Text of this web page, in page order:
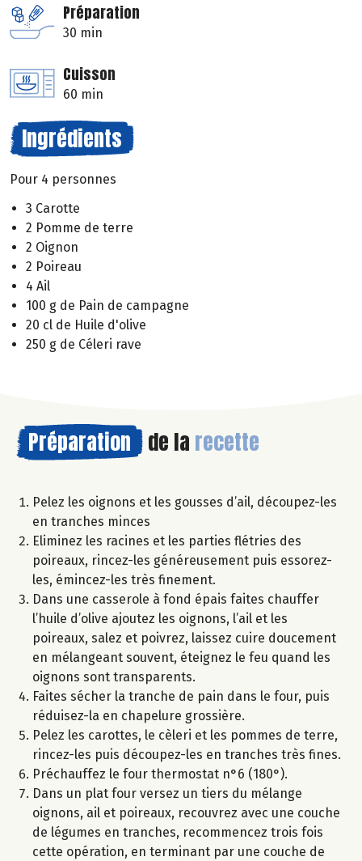
Préparation
30 min
Cuisson
60 min
Ingrédients
Pour 4 personnes
3 Carotte
2 Pomme de terre
2 Oignon
2 Poireau
4 Ail
100 g de Pain de campagne
20 cl de Huile d'olive
250 g de Céleri rave
Préparation de la recette
Pelez les oignons et les gousses d’ail, découpez-les
en tranches minces
Eliminez les racines et les parties flétries des
poireaux, rincez-les généreusement puis essorez-
les, émincez-les très finement.
Dans une casserole à fond épais faites chauffer
l’huile d’olive ajoutez les oignons, l’ail et les
poireaux, salez et poivrez, laissez cuire doucement
en mélangeant souvent, éteignez le feu quand les
oignons sont transparents.
Faites sécher la tranche de pain dans le four, puis
réduisez-la en chapelure grossière.
Pelez les carottes, le cèleri et les pommes de terre,
rincez-les puis découpez-les en tranches très fines.
Préchauffez le four thermostat n°6 (180°).
Dans un plat four versez un tiers du mélange
oignons, ail et poireaux, recouvrez avec une couche
de légumes en tranches, recommencez trois fois
cette opération, en terminant par une couche de